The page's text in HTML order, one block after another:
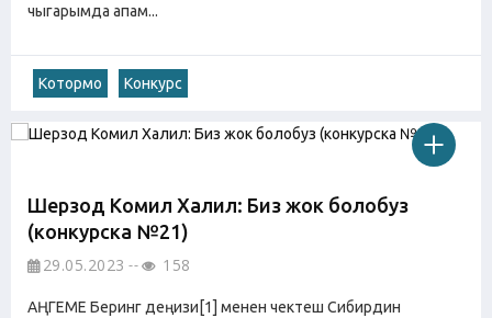
чыгарымда апам...
Котормо Конкурс
Шерзод Комил Халил: Биз жок болобуз
(конкурска №21)
29.05.2023 158
АҢГЕМЕ Беринг деңизи[1] менен чектеш Сибирдин